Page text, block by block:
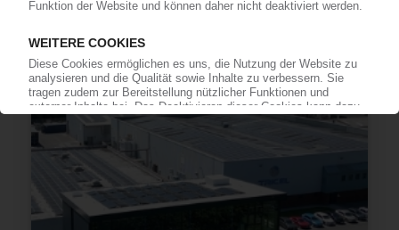
auch in Österreich